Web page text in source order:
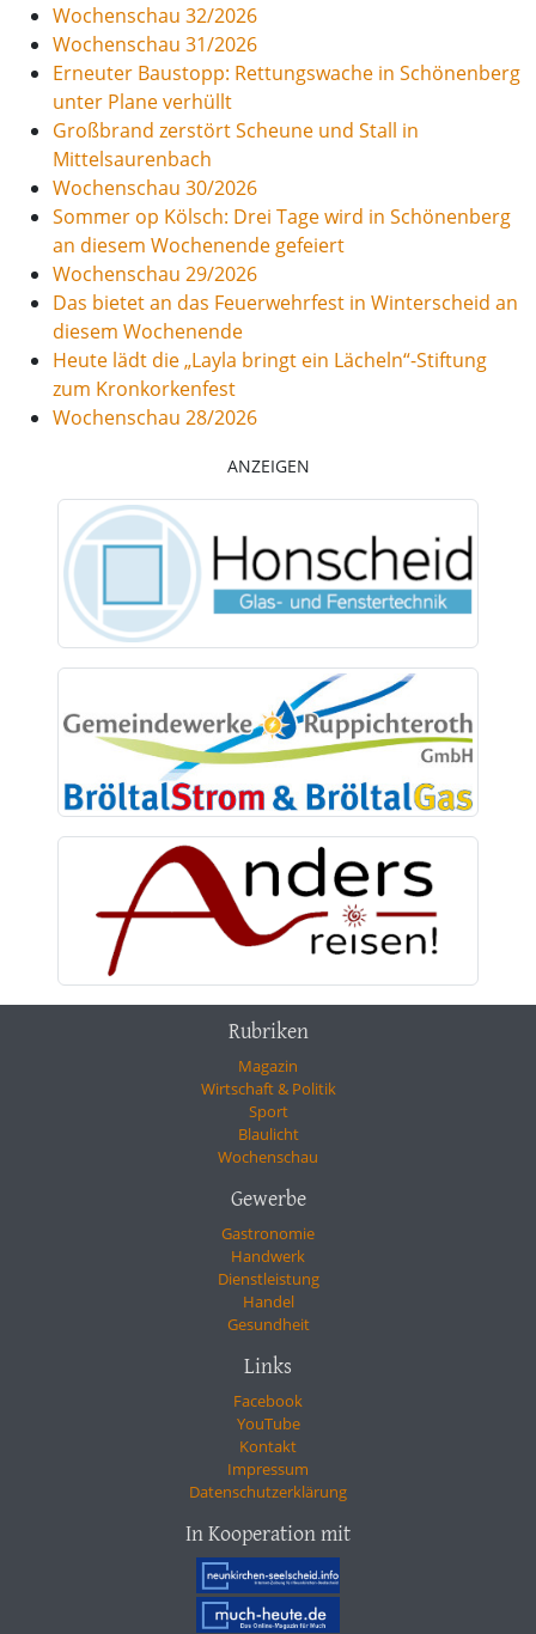
Wochenschau 32/2026
Wochenschau 31/2026
Erneuter Baustopp: Rettungswache in Schönenberg
unter Plane verhüllt
Großbrand zerstört Scheune und Stall in
Mittelsaurenbach
Wochenschau 30/2026
Sommer op Kölsch: Drei Tage wird in Schönenberg
an diesem Wochenende gefeiert
Wochenschau 29/2026
Das bietet an das Feuerwehrfest in Winterscheid an
diesem Wochenende
Heute lädt die „Layla bringt ein Lächeln“-Stiftung
zum Kronkorkenfest
Wochenschau 28/2026
ANZEIGEN
Rubriken
Magazin
Wirtschaft & Politik
Sport
Blaulicht
Wochenschau
Gewerbe
Gastronomie
Handwerk
Dienstleistung
Handel
Gesundheit
Links
Facebook
YouTube
Kontakt
Impressum
Datenschutzerklärung
In Kooperation mit